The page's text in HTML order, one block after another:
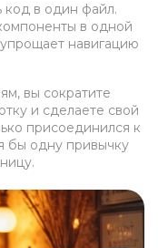
в один файл.
в одной
навигацию
вы сократите
и сделаете свой
присоединился к
бы одну привычку